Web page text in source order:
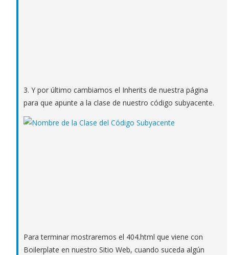
3. Y por último cambiamos el Inherits de nuestra página
para que apunte a la clase de nuestro código subyacente.
Para terminar mostraremos el 404.html que viene con
Boilerplate en nuestro Sitio Web, cuando suceda algún